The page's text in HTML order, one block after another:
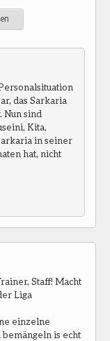
das Sarkaria
Nun sind
Kita,
in seiner
hat, nicht
Staff! Macht
Liga
einzelne
bemängeln is echt